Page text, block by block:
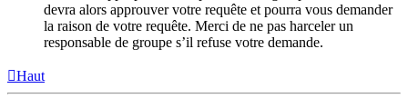
devra alors approuver votre requête et pourra vous demander
la raison de votre requête. Merci de ne pas harceler un
responsable de groupe s’il refuse votre demande.
Haut